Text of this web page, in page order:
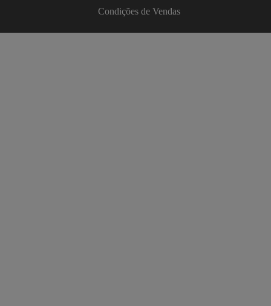
Condições de Vendas